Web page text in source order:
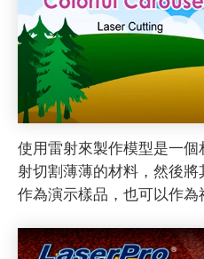
使用雷射來製作模型是一
射切割薄薄的材料，然後
作為演示樣品，也可以作為